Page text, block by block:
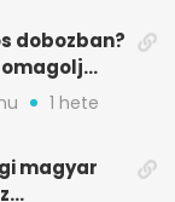
dobozban?
1 hete
magyar